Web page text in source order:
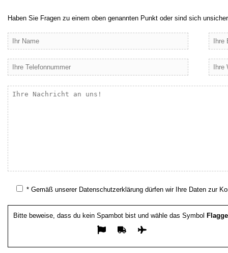
Haben Sie Fragen zu einem oben genannten Punkt oder sind sich
* Gemäß unserer Datenschutzerklärung dürfen wir Ihre Daten zur
Bitte beweise, dass du kein Spambot bist und wähle das Symbol Flagge